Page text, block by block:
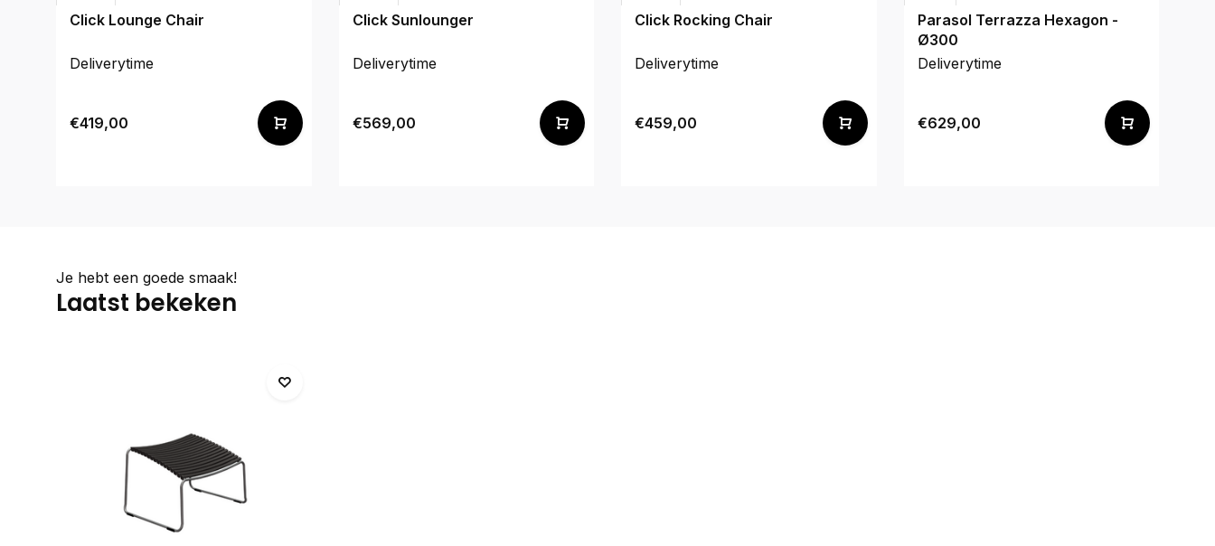
Click Lounge Chair
Deliverytime
€419,00
Click Sunlounger
Deliverytime
€569,00
Click Rocking Chair
Deliverytime
€459,00
Parasol Terrazza Hexagon -
Ø300
Deliverytime
€629,00
Je hebt een goede smaak!
Laatst bekeken